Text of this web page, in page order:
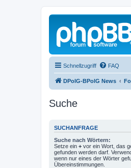
Schnellzugriff FAQ
DPolG-BPolG News
Suche
SUCHANFRAGE
Suche nach Wörtern:
Setze ein + vor ein Wort, das
gefunden werden darf.
wenn nur eines der Wörter
Übereinstimmungen.